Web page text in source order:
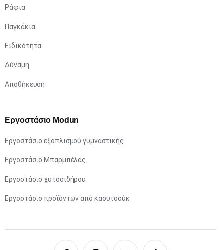
Ράφια
Παγκάκια
Ειδικότητα
Δύναμη
Αποθήκευση
Εργοστάσιο Modun
Εργοστάσιο εξοπλισμού γυμναστικής
Εργοστάσιο Μπαρμπέλας
Εργοστάσιο χυτοσιδήρου
Εργοστάσιο προϊόντων από καουτσούκ